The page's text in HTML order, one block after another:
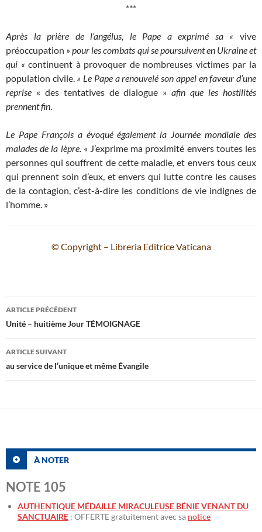
***
Après la prière de l’angélus, le Pape a exprimé sa « vive
préoccupation » pour les combats qui se poursuivent en Ukraine et
qui «continuent à provoquer de nombreuses victimes par la
population civile.» Le Pape a renouvelé son appel en faveur d’une
reprise « des tentatives de dialogue »afin que les hostilités
prennent fin.
Le Pape François a évoqué également la Journée mondiale des
malades de la lèpre. « J’exprime ma proximité envers toutes les
personnes qui souffrent de cette maladie, et envers tous ceux
qui prennent soin d’eux, et envers qui lutte contre les causes
de la contagion, c’est-à-dire les conditions de vie indignes de
l’homme. »
© Copyright – Libreria Editrice Vaticana
Navigation
des
articles
ARTICLE PRÉCÉDENT
Unité – huitième Jour TÉMOIGNAGE
ARTICLE SUIVANT
au service de l’unique et même Évangile
À NOTER
NOTE 105
AUTHENTIQUE MÉDAILLE MIRACULEUSE BÉNIE VENANT DU
SANCTUAIRE : OFFERTE gratuitement avec sa notice